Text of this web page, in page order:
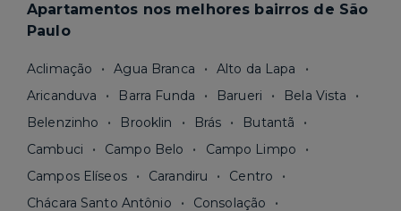
Apartamentos nos melhores bairros de São
Paulo
Aclimação Agua Branca
Alto da Lapa
Aricanduva
Barra Funda Barueri
Bela Vista
Belenzinho
Brooklin Brás
Butantã
Cambuci
Campo Belo
Campo Limpo
Campos Elíseos
Carandiru
Centro
Chácara Santo Antônio
Consolação